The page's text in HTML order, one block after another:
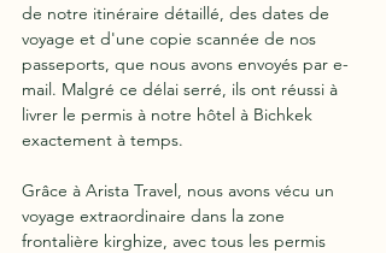
de notre itinéraire détaillé, des dates de
voyage et d'une copie scannée de nos
passeports, que nous avons envoyés par e-
mail. Malgré ce délai serré, ils ont réussi à
livrer le permis à notre hôtel à Bichkek
exactement à temps.
Grâce à Arista Travel, nous avons vécu un
voyage extraordinaire dans la zone
frontalière kirghize, avec tous les permis